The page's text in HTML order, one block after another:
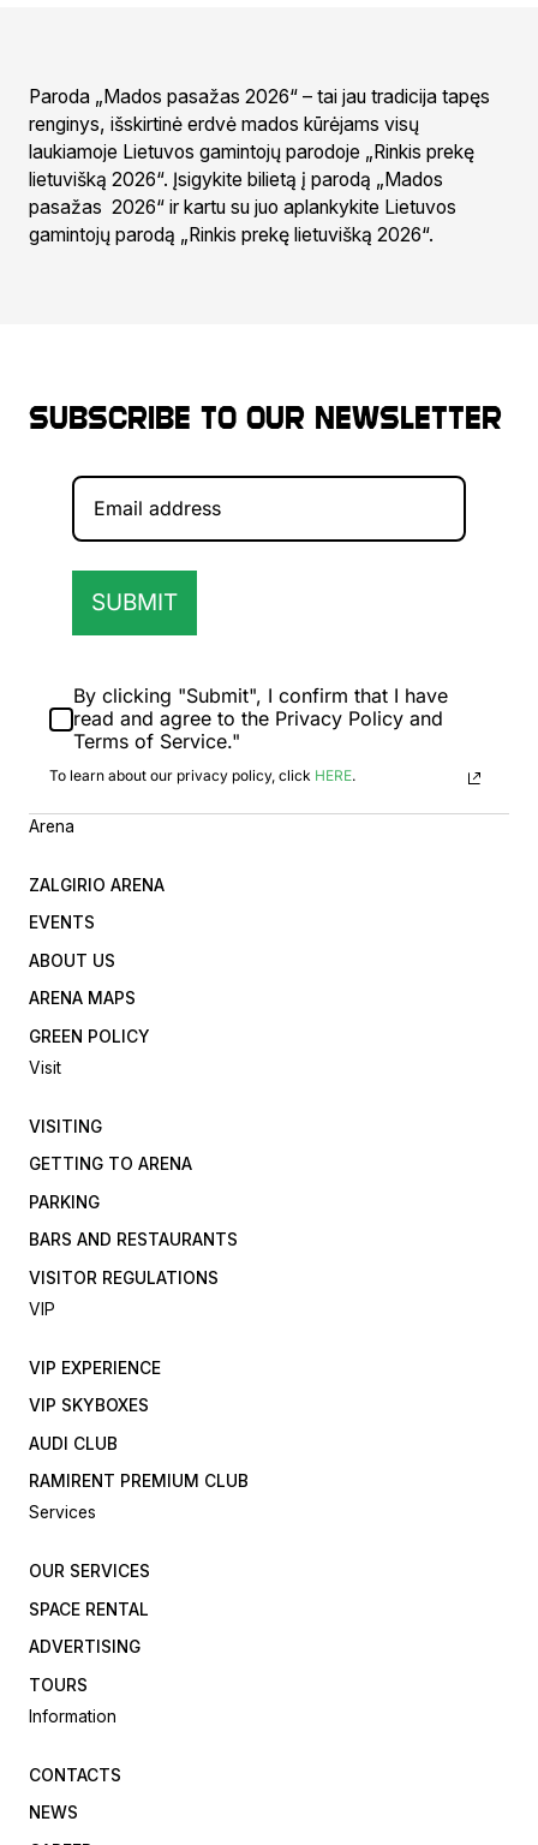
Paroda „Mados pasažas 2026“ – tai jau tradicija tapęs
renginys, išskirtinė erdvė mados kūrėjams visų
laukiamoje Lietuvos gamintojų parodoje „Rinkis prekę
lietuvišką 2026“. Įsigykite bilietą į parodą „Mados
pasažas 2026“ ir kartu su juo aplankykite Lietuvos
gamintojų parodą „Rinkis prekę lietuvišką 2026“.
Subscribe to our newsletter
SUBMIT
By clicking "Submit", I confirm that I have
read and agree to the Privacy Policy and
Terms of Service."
To learn about our privacy policy, click HERE.
Arena
ZALGIRIO ARENA
EVENTS
ABOUT US
ARENA MAPS
GREEN POLICY
Visit
VISITING
GETTING TO ARENA
PARKING
BARS AND RESTAURANTS
VISITOR REGULATIONS
VIP
VIP EXPERIENCE
VIP SKYBOXES
AUDI CLUB
RAMIRENT PREMIUM CLUB
Services
OUR SERVICES
SPACE RENTAL
ADVERTISING
TOURS
Information
CONTACTS
NEWS